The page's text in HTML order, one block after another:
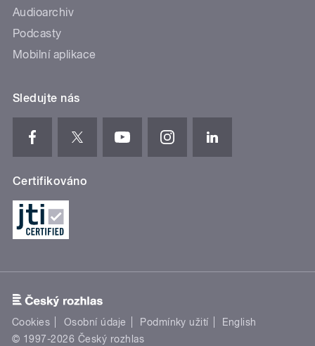
Audioarchiv
Podcasty
Mobilní aplikace
Sledujte nás
Certifikováno
Cookies Osobní údaje Podmínky užití
English
© 1997-2026 Český rozhlas